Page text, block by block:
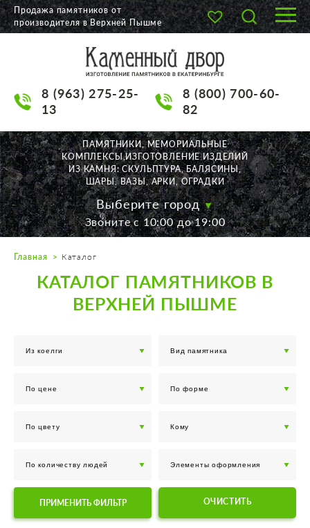
О КОМПАНИИ
НАШИ РАБОТЫ
АКЦИИ
ДОСТАВКА
КОНТАКТЫ
K2532513@yandex.ru
Пн. — Пт. с 10:00 до 19:00
Суббота с 11:00 до 17:00
Воскресенье по договор.
Продажа памятников от
производителя в Верхней Пышме
8 (963) 275-25-
13
8 (800) 700-60-
82
ПАМЯТНИКИ, МЕМОРИАЛЬНЫЕ
КОМПЛЕКСЫ,ИЗГОТОВЛЕНИЕ ИЗДЕЛИЙ
ИЗ КАМНЯ: СКУЛЬПТУРА, БАЛЯСИНЫ,
ШАРЫ, ВАЗЫ, АРКИ, ОГРАДКИ
Выберите город
Звоните с 10:00 до 19:00
Главная Каталог
КАТАЛОГ ПАМЯТНИКОВ В
ВЕРХНЕЙ ПЫШМЕ
ПРИМЕНИТЬ ФИЛЬТР ОЧИСТИТЬ